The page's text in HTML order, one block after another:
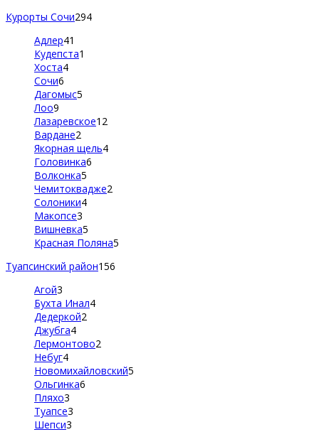
Курорты Сочи294
Адлер41
Кудепста1
Хоста4
Сочи6
Дагомыс5
Лоо9
Лазаревское12
Вардане2
Якорная щель4
Головинка6
Волконка5
Чемитоквадже2
Солоники4
Макопсе3
Вишневка5
Красная Поляна5
Туапсинский район156
Агой3
Бухта Инал4
Дедеркой2
Джубга4
Лермонтово2
Небуг4
Новомихайловский5
Ольгинка6
Пляхо3
Туапсе3
Шепси3